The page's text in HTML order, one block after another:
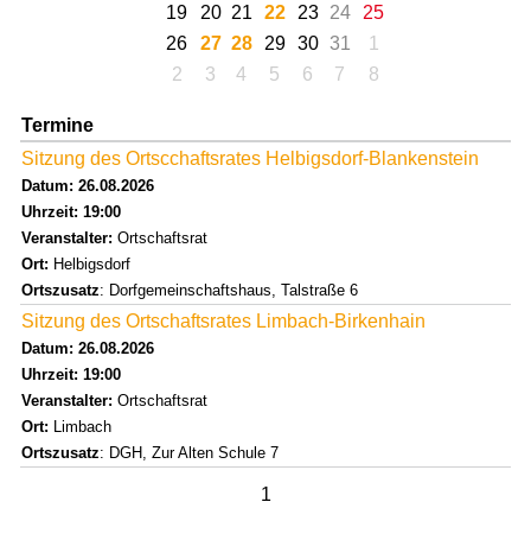
19
20 21 22 23 24
25
26
27 28 29 30 31
1
2
3 4 5 6 7 8
Termine
Sitzung des Ortscchaftsrates Helbigsdorf-Blankenstein
Datum: 26.08.2026
Uhrzeit: 19:00
Veranstalter: Ortschaftsrat
Ort: Helbigsdorf
Ortszusatz: Dorfgemeinschaftshaus, Talstraße 6
Sitzung des Ortschaftsrates Limbach-Birkenhain
Datum: 26.08.2026
Uhrzeit: 19:00
Veranstalter: Ortschaftsrat
Ort: Limbach
Ortszusatz: DGH, Zur Alten Schule 7
1